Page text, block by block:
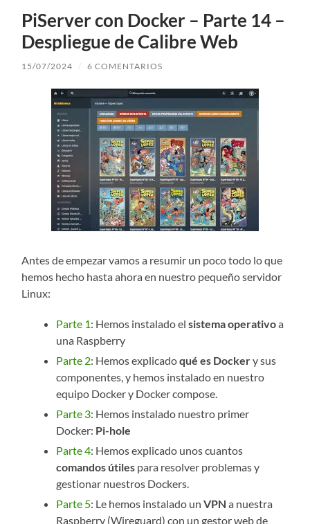
PiServer con Docker – Parte 14 –
Despliegue de Calibre Web
15/07/2024 / 6 COMENTARIOS
Antes de empezar vamos a resumir un poco todo lo que
hemos hecho hasta ahora en nuestro pequeño servidor
Linux:
Parte 1: Hemos instalado elsistema operativoa
una Raspberry
Parte 2: Hemos explicadoqué es Dockery sus
componentes, y hemos instalado en nuestro
equipo Docker y Docker compose.
Parte 3: Hemos instalado nuestro primer
Docker: Pi-hole
Parte 4: Hemos explicado unos cuantos
comandos útiles para resolver problemas y
gestionar nuestros Dockers.
Parte 5: Le hemos instalado unVPN a nuestra
Raspberry (Wireguard) con un gestor web de